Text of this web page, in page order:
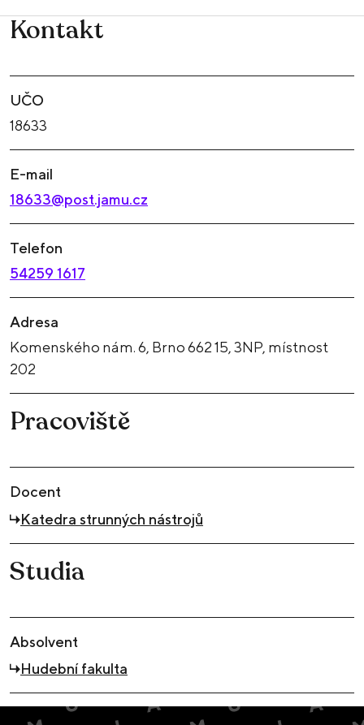
Kontakt
UČO
18633
E-mail
18633@post.jamu.cz
Telefon
54259 1617
Adresa
Komenského nám. 6, Brno 662 15, 3NP, místnost
202
Pracoviště
Docent
Katedra strunných nástrojů
Studia
Absolvent
Hudební fakulta